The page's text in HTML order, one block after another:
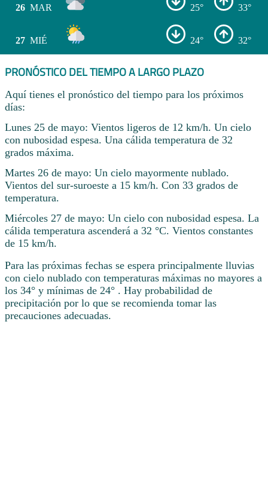
26 MAR 25° 33°
27 MIÉ 24° 32°
PRONÓSTICO DEL TIEMPO A LARGO PLAZO
Aquí tienes el pronóstico del tiempo para los próximos
días:
Lunes 25 de mayo: Vientos ligeros de 12 km/h. Un cielo
con nubosidad espesa. Una cálida temperatura de 32
grados máxima.
Martes 26 de mayo: Un cielo mayormente nublado.
Vientos del sur-suroeste a 15 km/h. Con 33 grados de
temperatura.
Miércoles 27 de mayo: Un cielo con nubosidad espesa. La
cálida temperatura ascenderá a 32 °C. Vientos constantes
de 15 km/h.
Para las próximas fechas se espera principalmente lluvias
con cielo nublado con temperaturas máximas no mayores a
los 34° y mínimas de 24° . Hay probabilidad de
precipitación por lo que se recomienda tomar las
precauciones adecuadas.